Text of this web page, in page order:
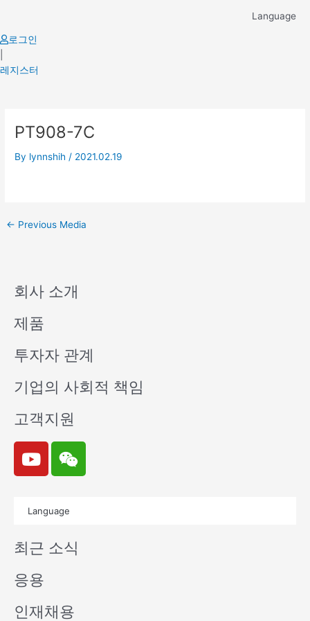
content
Language
로그인
레지스터
PT908-7C
By lynnshih / 2021.02.19
navigation
← Previous Media
회사 소개
제품
투자자 관계
기업의 사회적 책임
고객지원
Y
o
u
e
W
e
i
n
Language
최근 소식
응용
인재채용